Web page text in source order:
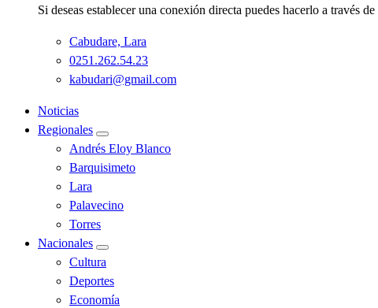
Si deseas establecer una conexión directa puedes hacerlo a través
Cabudare, Lara
0251.262.54.23
kabudari@gmail.com
Noticias
Regionales
Andrés Eloy Blanco
Barquisimeto
Lara
Palavecino
Torres
Nacionales
Cultura
Deportes
Economía